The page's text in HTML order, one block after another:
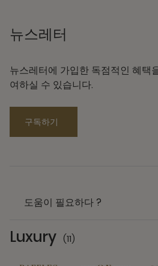
뉴스레터
뉴스레터에 가입한 독점적인 혜택
여하실 수 있습니다.
구독하기
도움이 필요하다 ?
Luxury (11)